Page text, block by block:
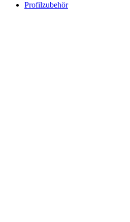
Profilzubehör